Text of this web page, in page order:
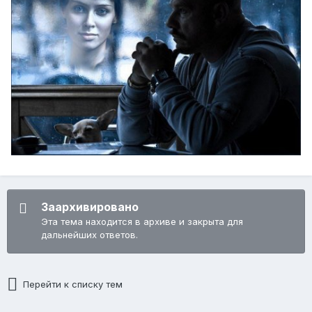
Заархивировано
Эта тема находится в архиве и закрыта для
дальнейших ответов.
Перейти к списку тем